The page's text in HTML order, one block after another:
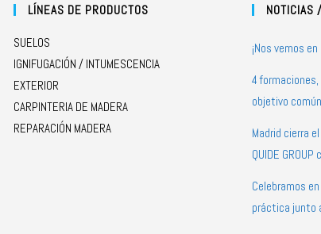
LÍNEAS DE PRODUCTOS
SUELOS
IGNIFUGACIÓN / INTUMESCENCIA
EXTERIOR
CARPINTERIA DE MADERA
REPARACIÓN MADERA
NOTICIAS
¡Nos vemos
4
objetivo común
Madrid cierra
QUIDE
Celebramos
práctica junto